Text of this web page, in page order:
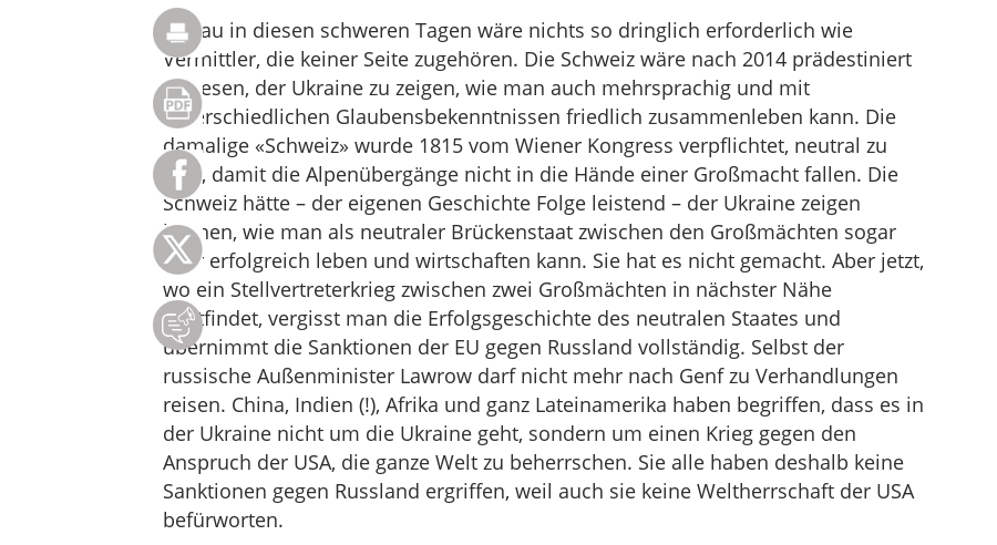
Genau in diesen schweren Tagen wäre nichts so dringlich erforderlich wie
Vermittler, die keiner Seite zugehören. Die Schweiz wäre nach 2014 prädestiniert
gewesen, der Ukraine zu zeigen, wie man auch mehrsprachig und mit
unterschiedlichen Glaubensbekenntnissen friedlich zusammenleben kann. Die
damalige «Schweiz» wurde 1815 vom Wiener Kongress verpflichtet, neutral zu
sein, damit die Alpenübergänge nicht in die Hände einer Großmacht fallen. Die
Schweiz hätte – der eigenen Geschichte Folge leistend – der Ukraine zeigen
können, wie man als neutraler Brückenstaat zwischen den Großmächten sogar
sehr erfolgreich leben und wirtschaften kann. Sie hat es nicht gemacht. Aber jetzt,
wo ein Stellvertreterkrieg zwischen zwei Großmächten in nächster Nähe
stattfindet, vergisst man die Erfolgsgeschichte des neutralen Staates und
übernimmt die Sanktionen der EU gegen Russland vollständig. Selbst der
russische Außenminister Lawrow darf nicht mehr nach Genf zu Verhandlungen
reisen. China, Indien (!), Afrika und ganz Lateinamerika haben begriffen, dass es in
der Ukraine nicht um die Ukraine geht, sondern um einen Krieg gegen den
Anspruch der USA, die ganze Welt zu beherrschen. Sie alle haben deshalb keine
Sanktionen gegen Russland ergriffen, weil auch sie keine Weltherrschaft der USA
befürworten.